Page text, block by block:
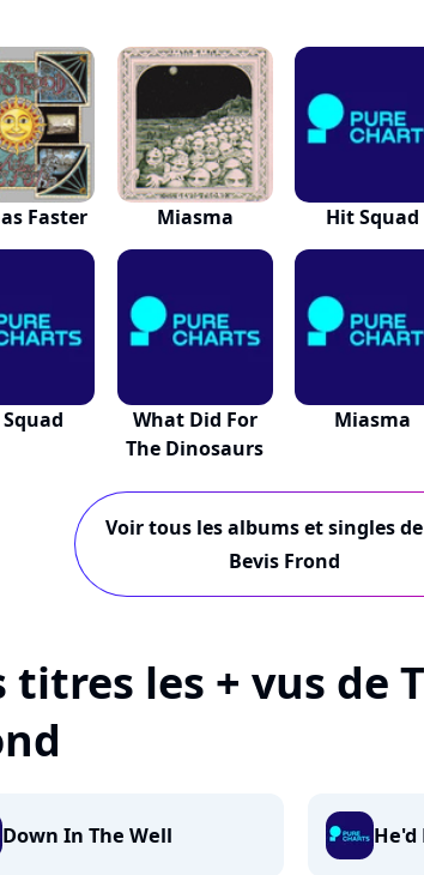
Faster Miasma Hit Squad
What Did For
The Dinosaurs
Miasma
Voir tous les albums et singles
Bevis Frond
titres les + vus de
Down In The Well He'd